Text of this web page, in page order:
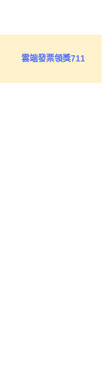
雲端發票領獎711